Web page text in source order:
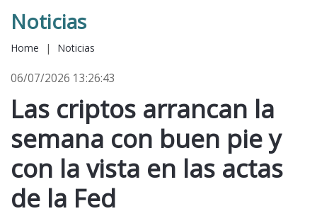
Noticias
Home | Noticias
06/07/2026 13:26:43
Las criptos arrancan la
semana con buen pie y
con la vista en las actas
de la Fed